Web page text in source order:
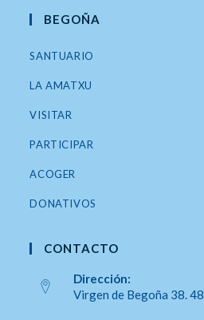
BEGOÑA
SANTUARIO
LA AMATXU
VISITAR
PARTICIPAR
ACOGER
DONATIVOS
CONTACTO
Dirección:
Virgen de Begoña 38.